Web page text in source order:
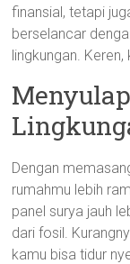
finansial, tetapi
berselancar
lingkungan. Keren,
Dengan
rumahmu lebih
panel surya jauh
dari fosil.
kamu bisa tidur